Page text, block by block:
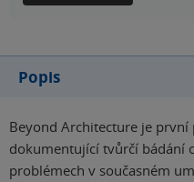
Popis
Beyond Architecture je
dokumentující tvůrčí bádání
problémech v současném